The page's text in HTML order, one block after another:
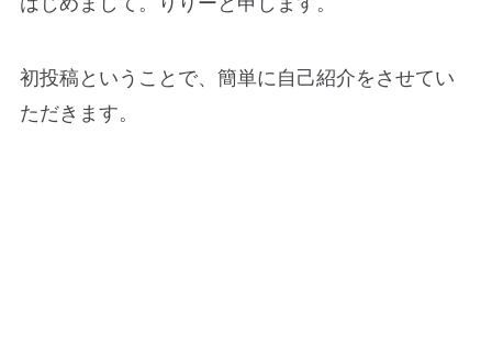
初投稿ということで、簡単に自己紹介をさせてい
ただきます。